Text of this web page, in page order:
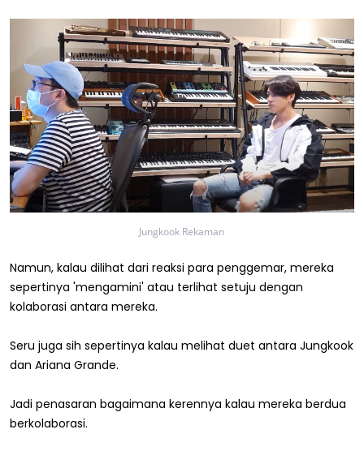
Jungkook Rekaman
Namun, kalau dilihat dari reaksi para penggemar, mereka
sepertinya 'mengamini' atau terlihat setuju dengan
kolaborasi antara mereka.
Seru juga sih sepertinya kalau melihat duet antara Jungkook
dan Ariana Grande.
Jadi penasaran bagaimana kerennya kalau mereka berdua
berkolaborasi.